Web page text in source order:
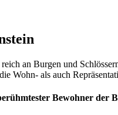
an Burgen und
Wohn- als auch
Bewohner der